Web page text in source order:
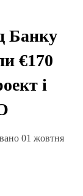
Банку
€170
і
01 жовтня